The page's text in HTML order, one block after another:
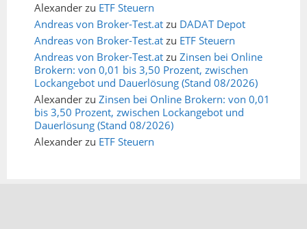
Alexander zu ETF Steuern
Andreas von Broker-Test.at zu DADAT Depot
Andreas von Broker-Test.at zu ETF Steuern
Andreas von Broker-Test.at zu Zinsen bei Online
Brokern: von 0,01 bis 3,50 Prozent, zwischen
Lockangebot und Dauerlösung (Stand 08/2026)
Alexander zu Zinsen bei Online Brokern: von 0,01
bis 3,50 Prozent, zwischen Lockangebot und
Dauerlösung (Stand 08/2026)
Alexander zu ETF Steuern